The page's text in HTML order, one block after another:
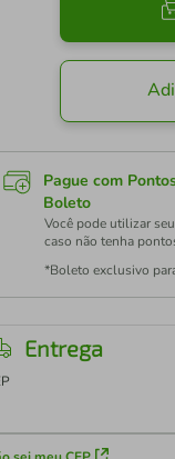
Pague com
Boleto
Você pode utilizar
caso não tenha
*Boleto exclusivo
Entrega